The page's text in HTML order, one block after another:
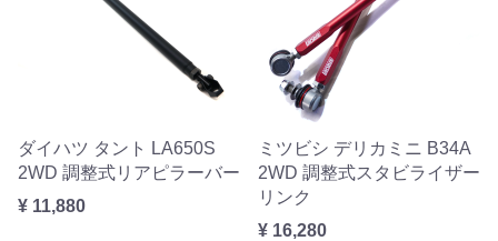
ダイハツ タント LA650S
2WD 調整式リアピラーバー
¥ 11,880
ミツビシ デリカミニ B34A
2WD 調整式スタビライザー
リンク
¥ 16,280